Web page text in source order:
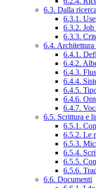
6.3. Dalla
6.3.1.
6.3.2.
6.3.3.
6.4. Architettura
6.4.1.
6.4.2.
6.4.3.
6.4.4.
6.4.5.
6.4.6.
6.4.7.
6.5. Scrittura e
6.5.1.
6.5.2. Le
6.5.3.
6.5.4.
6.5.5.
6.5.6.
6.6. Documenti